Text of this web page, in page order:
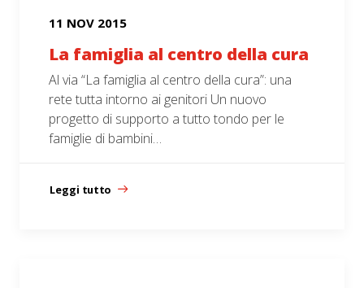
11 NOV 2015
La famiglia al centro della cura
Al via “La famiglia al centro della cura”: una
rete tutta intorno ai genitori Un nuovo
progetto di supporto a tutto tondo per le
famiglie di bambini…
Leggi tutto